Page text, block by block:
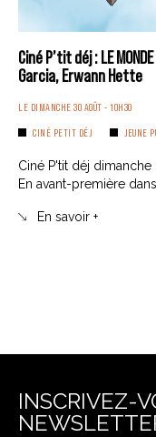
Ciné P’tit déj : LE
Garcia, Erwann Hette
LE DIMANCHE 30 AOÛT - 10H30
CINÉ PETIT DÉJ JEUNE
Ciné P'tit déj dimanche
En avant-première
En savoir +
INSCRIVEZ-